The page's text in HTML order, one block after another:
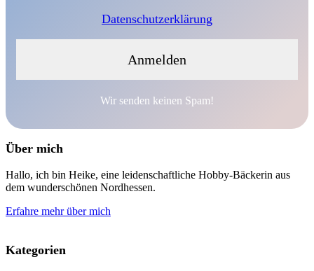
Datenschutzerklärung
Wir senden keinen Spam!
Über mich
Hallo, ich bin Heike, eine leidenschaftliche Hobby-Bäckerin aus
dem wunderschönen Nordhessen.
Erfahre mehr über mich
Kategorien